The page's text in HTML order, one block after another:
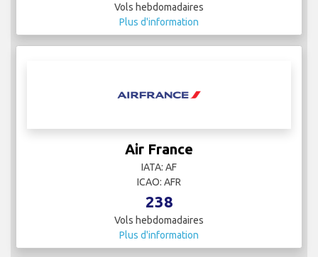
Vols hebdomadaires
Plus d'information
Air France
IATA: AF
ICAO: AFR
238
Vols hebdomadaires
Plus d'information